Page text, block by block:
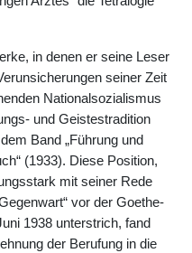
in denen er seine Leser
seiner Zeit
Nationalsozialismus
und Geistestradition
Band „Führung und
(1933). Diese Position,
mit seiner Rede
vor der Goethe-
1938 unterstrich, fand
der Berufung in die